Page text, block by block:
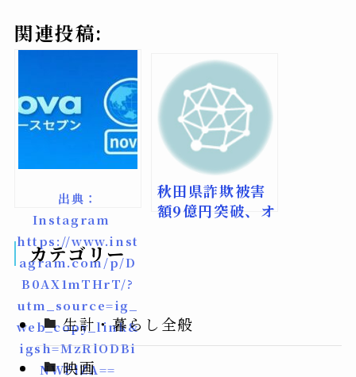
関連投稿:
出典：
Instagram
https://www.inst
agram.com/p/D
B0AX1mTHrT/?
utm_source=ig_
web_copy_link&
igsh=MzRlODBi
NWFlZA==
秋田県詐欺被害
額9億円突破、オ
カテゴリー
生計・暮らし全般
映画